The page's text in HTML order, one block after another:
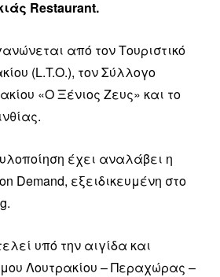
Restaurant.
από τον Τουριστικό
(L.T.O.), τον Σύλλογο
«Ο Ξένιος Ζευς» και το
έχει αναλάβει η
Demand, εξειδικευμένη στο
υπό την αιγίδα και
Λουτρακίου – Περαχώρας –